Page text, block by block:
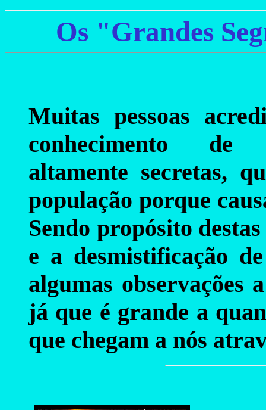
Os "Grandes
Muitas pessoas
conhecimento de
altamente secretas,
população porque
Sendo propósito
e a desmistificação
algumas observações
já que é grande a
que chegam a nós